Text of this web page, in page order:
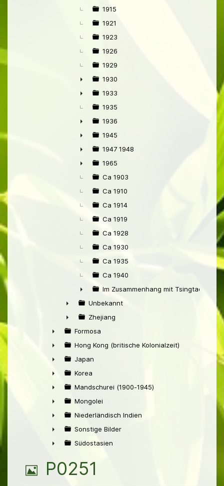
►
1915
1921
1923
1926
1929
►
1930
►
1933
1935
►
1936
►
1945
►
1947 1948
►
1965
Ca 1903
Ca 1910
Ca 1914
Ca 1919
Ca 1928
Ca 1930
Ca 1935
Ca 1940
►
Im Zusammenhang mit Tsingtao
►
Unbekannt
►
Zhejiang
►
Formosa
►
Hong Kong (britische Kolonialzeit)
►
Japan
►
Korea
►
Mandschurei (1900-1945)
►
Mongolei
►
Niederländisch Indien
►
Sonstige Bilder
Südostasien
B
P0251